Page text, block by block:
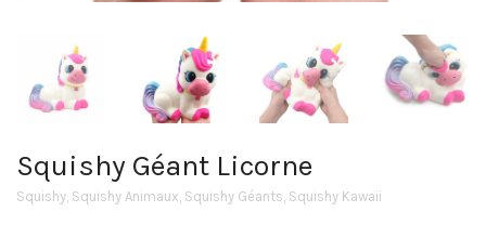
Squishy Géant Licorne
Squishy Squishy Animaux Squishy Géants Squishy Kawaii